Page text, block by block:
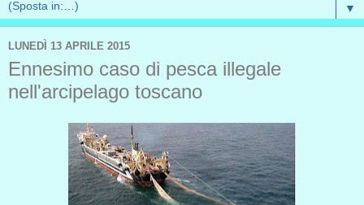
▼
LUNEDÌ 13 APRILE 2015
Ennesimo caso di pesca illegale
nell'arcipelago toscano